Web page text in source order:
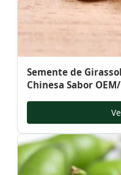
Semente de
Chinesa Sabor